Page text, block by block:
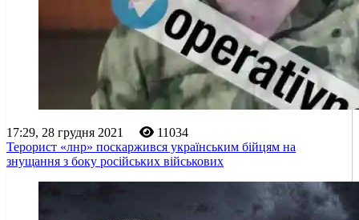
17:29, 28 грудня 2021
11034
Терорист «лнр» поскаржився українським бійцям на
знущання з боку російських військових